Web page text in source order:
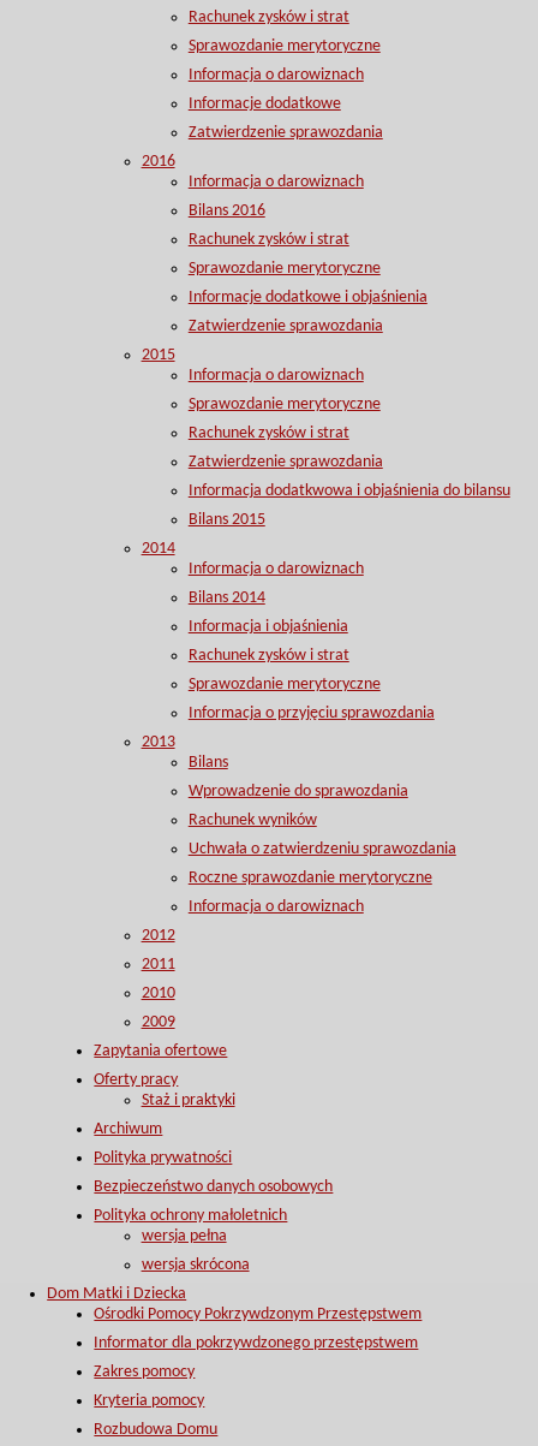
Rachunek zysków i strat
Sprawozdanie merytoryczne
Informacja o darowiznach
Informacje dodatkowe
Zatwierdzenie sprawozdania
2016
Informacja o darowiznach
Bilans 2016
Rachunek zysków i strat
Sprawozdanie merytoryczne
Informacje dodatkowe i objaśnienia
Zatwierdzenie sprawozdania
2015
Informacja o darowiznach
Sprawozdanie merytoryczne
Rachunek zysków i strat
Zatwierdzenie sprawozdania
Informacja dodatkwowa i objaśnienia do bilansu
Bilans 2015
2014
Informacja o darowiznach
Bilans 2014
Informacja i objaśnienia
Rachunek zysków i strat
Sprawozdanie merytoryczne
Informacja o przyjęciu sprawozdania
2013
Bilans
Wprowadzenie do sprawozdania
Rachunek wyników
Uchwała o zatwierdzeniu sprawozdania
Roczne sprawozdanie merytoryczne
Informacja o darowiznach
2012
2011
2010
2009
Zapytania ofertowe
Oferty pracy
Staż i praktyki
Archiwum
Polityka prywatności
Bezpieczeństwo danych osobowych
Polityka ochrony małoletnich
wersja pełna
wersja skrócona
Dom Matki i Dziecka
Ośrodki Pomocy Pokrzywdzonym Przestępstwem
Informator dla pokrzywdzonego przestępstwem
Zakres pomocy
Kryteria pomocy
Rozbudowa Domu